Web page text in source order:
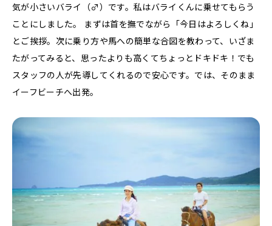
気が小さいバライ（♂）です。私はバライくんに乗せてもらう
ことにしました。 まずは首を撫でながら「今日はよろしくね」
とご挨拶。次に乗り方や馬への簡単な合図を教わって、いざま
たがってみると、思ったよりも高くてちょっとドキドキ！でも
スタッフの人が先導してくれるので安心です。では、そのまま
イーフビーチへ出発。